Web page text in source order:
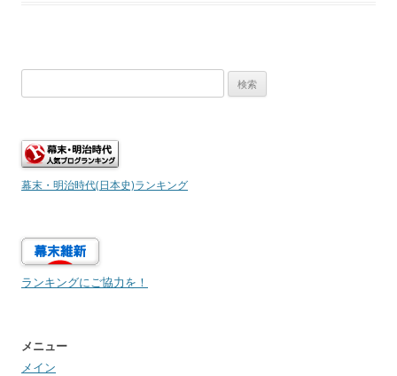
索:
幕末・明治時代(日本史)ランキング
ランキングにご協力を！
メニュー
メイン